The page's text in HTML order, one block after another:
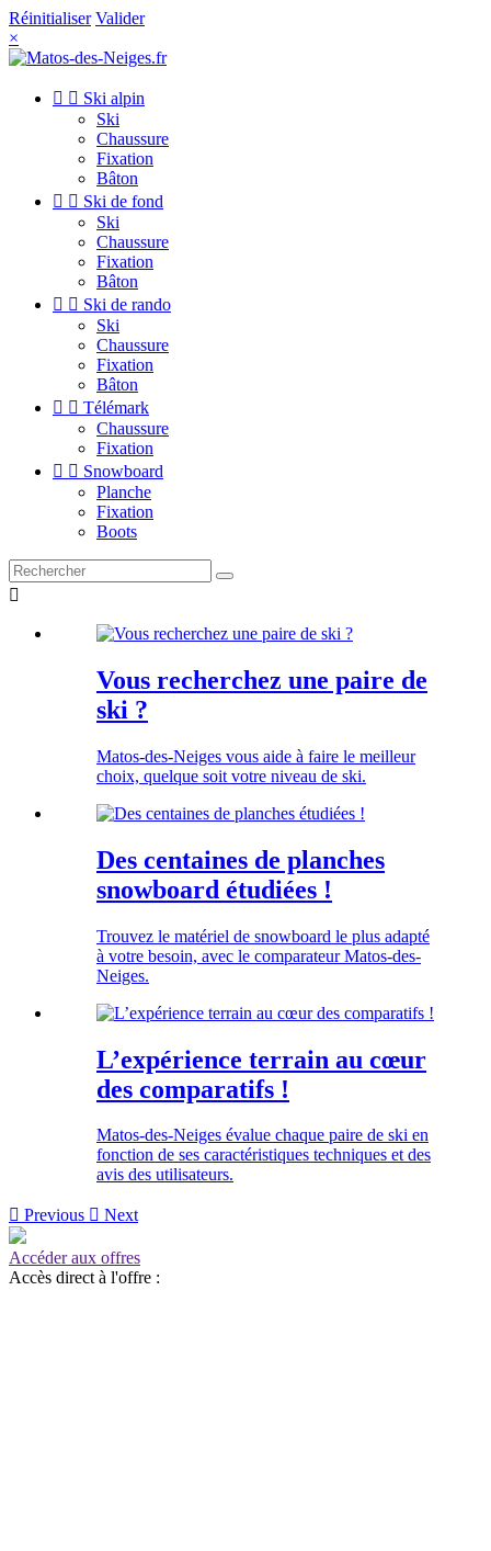
Réinitialiser Valider
×
  Ski alpin
Ski
Chaussure
Fixation
Bâton
  Ski de fond
Ski
Chaussure
Fixation
Bâton
  Ski de rando
Ski
Chaussure
Fixation
Bâton
  Télémark
Chaussure
Fixation
  Snowboard
Planche
Fixation
Boots

Vous recherchez une paire de
ski ?
Matos-des-Neiges vous aide à faire le meilleur
choix, quelque soit votre niveau de ski.
Des centaines de planches
snowboard étudiées !
Trouvez le matériel de snowboard le plus adapté
à votre besoin, avec le comparateur Matos-des-
Neiges.
L’expérience terrain au cœur
des comparatifs !
Matos-des-Neiges évalue chaque paire de ski en
fonction de ses caractéristiques techniques et des
avis des utilisateurs.
 Previous  Next
Accéder aux offres
Accès direct à l'offre :